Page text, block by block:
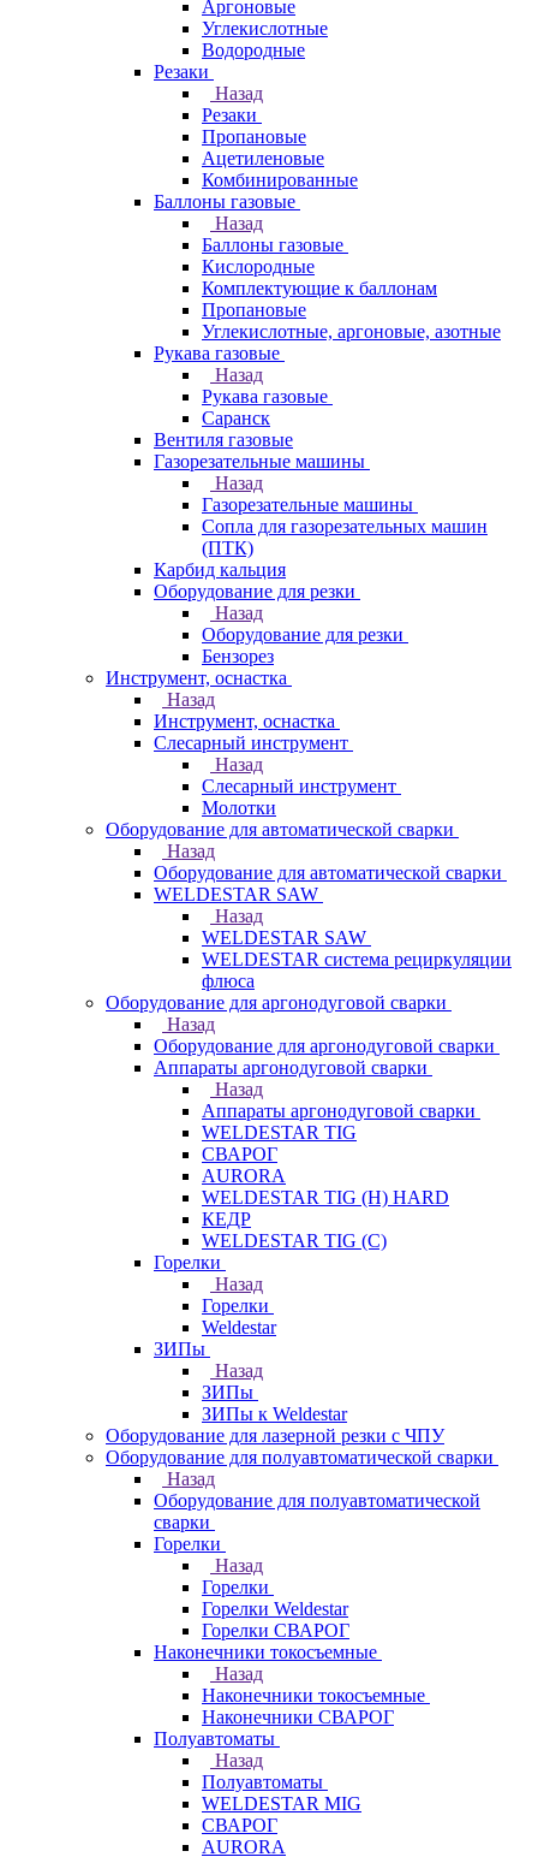
Аргоновые
Углекислотные
Водородные
Резаки
Назад
Резаки
Пропановые
Ацетиленовые
Комбинированные
Баллоны газовые
Назад
Баллоны газовые
Кислородные
Комплектующие к баллонам
Пропановые
Углекислотные, аргоновые, азотные
Рукава газовые
Назад
Рукава газовые
Саранск
Вентиля газовые
Газорезательные машины
Назад
Газорезательные машины
Сопла для газорезательных машин
(ПТК)
Карбид кальция
Оборудование для резки
Назад
Оборудование для резки
Бензорез
Инструмент, оснастка
Назад
Инструмент, оснастка
Слесарный инструмент
Назад
Слесарный инструмент
Молотки
Оборудование для автоматической сварки
Назад
Оборудование для автоматической сварки
WELDESTAR SAW
Назад
WELDESTAR SAW
WELDESTAR система рециркуляции
флюса
Оборудование для аргонодуговой сварки
Назад
Оборудование для аргонодуговой сварки
Аппараты аргонодуговой сварки
Назад
Аппараты аргонодуговой сварки
WELDESTAR TIG
СВАРОГ
AURORA
WELDESTAR TIG (H) HARD
КЕДР
WELDESTAR TIG (С)
Горелки
Назад
Горелки
Weldestar
ЗИПы
Назад
ЗИПы
ЗИПы к Weldestar
Оборудование для лазерной резки с ЧПУ
Оборудование для полуавтоматической сварки
Назад
Оборудование для полуавтоматической
сварки
Горелки
Назад
Горелки
Горелки Weldestar
Горелки СВАРОГ
Наконечники токосъемные
Назад
Наконечники токосъемные
Наконечники СВАРОГ
Полуавтоматы
Назад
Полуавтоматы
WELDESTAR MIG
СВАРОГ
AURORA